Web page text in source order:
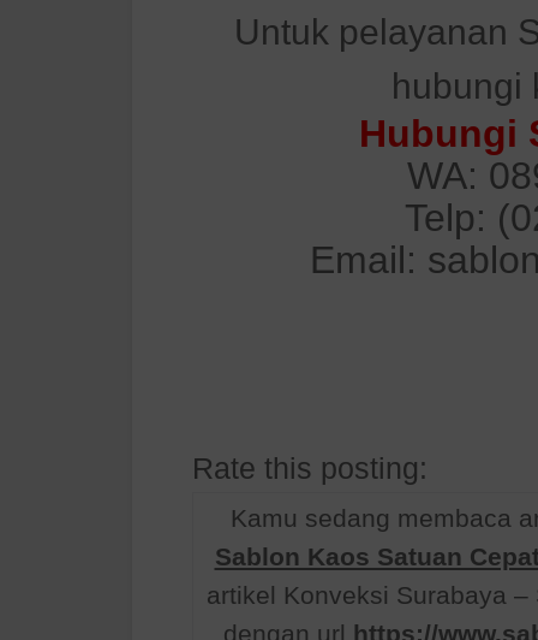
Untuk pelayanan
hubungi
Hubungi
WA:
Telp:
Email:
Rate this posting:
Kamu sedang membaca
Sablon Kaos Satuan
artikel Konveksi Surabaya
dengan url https://